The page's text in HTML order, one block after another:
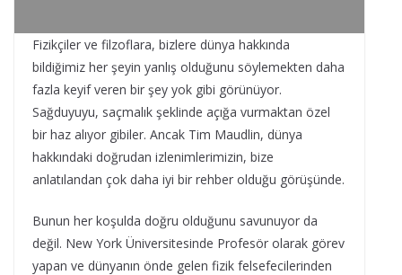
Fizikçiler ve filzoflara, bizlere dünya hakkında
bildiğimiz her şeyin yanlış olduğunu söylemekten daha
fazla keyif veren bir şey yok gibi görünüyor.
Sağduyuyu, saçmalık şeklinde açığa vurmaktan özel
bir haz alıyor gibiler. Ancak Tim Maudlin, dünya
hakkındaki doğrudan izlenimlerimizin, bize
anlatılandan çok daha iyi bir rehber olduğu görüşünde.
Bunun her koşulda doğru olduğunu savunuyor da
değil. New York Üniversitesinde Profesör olarak görev
yapan ve dünyanın önde gelen fizik felsefecilerinden